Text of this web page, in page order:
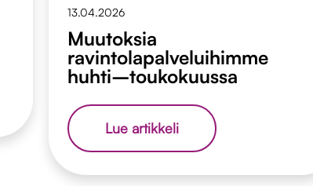
13.04.2026
Muutoksia
ravintolapalveluihimme
huhti–toukokuussa
Lue artikkeliMuutoksia
ravintolapalveluihimme
huhti–
toukokuussa